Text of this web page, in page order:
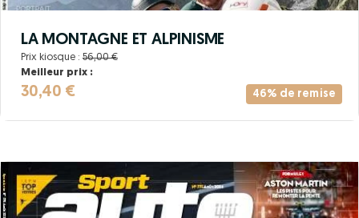
46% de remise
LA MONTAGNE ET ALPINISME
Prix kiosque : 56,00 €
Meilleur prix :
30,40 €